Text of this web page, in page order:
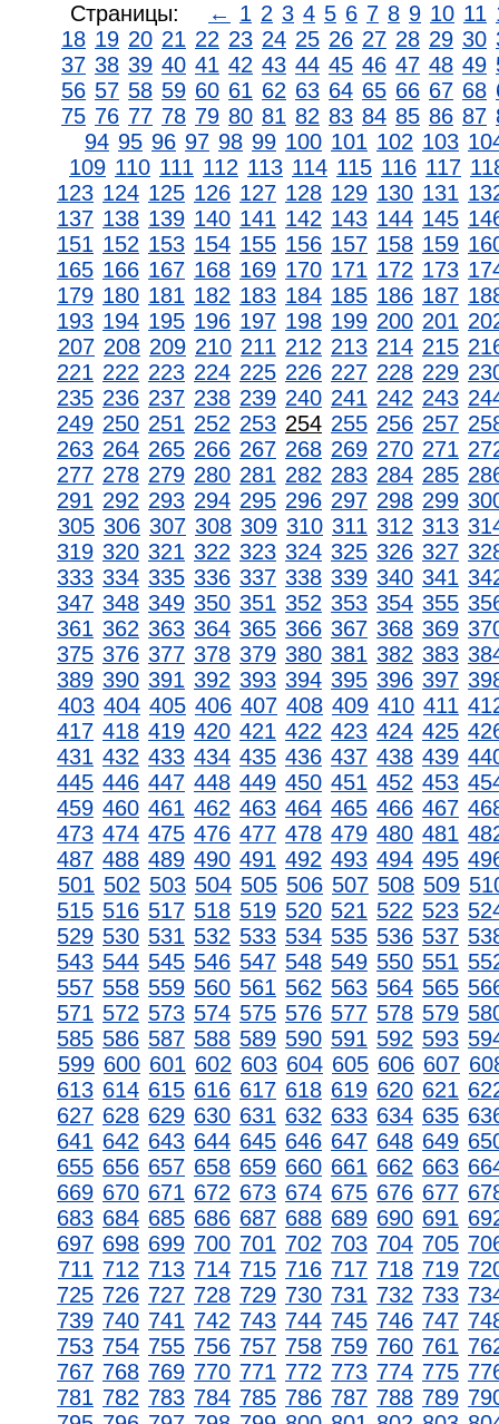
Страницы: ← 1 2 3 4 5 6 7 8 9 10 11
18 19 20 21 22 23 24 25 26 27 28 29 30
37 38 39 40 41 42 43 44 45 46 47 48 49
56 57 58 59 60 61 62 63 64 65 66 67 68
75 76 77 78 79 80 81 82 83 84 85 86 87
94 95 96 97 98 99 100 101 102 103
109 110 111 112 113 114 115 116 117
123 124 125 126 127 128 129 130 131
137 138 139 140 141 142 143 144 145
151 152 153 154 155 156 157 158 159
165 166 167 168 169 170 171 172 173
179 180 181 182 183 184 185 186 187
193 194 195 196 197 198 199 200 201
207 208 209 210 211 212 213 214 215
221 222 223 224 225 226 227 228 229
235 236 237 238 239 240 241 242 243
249 250 251 252 253 254 255 256 257
263 264 265 266 267 268 269 270 271
277 278 279 280 281 282 283 284 285
291 292 293 294 295 296 297 298 299
305 306 307 308 309 310 311 312 313
319 320 321 322 323 324 325 326 327
333 334 335 336 337 338 339 340 341
347 348 349 350 351 352 353 354 355
361 362 363 364 365 366 367 368 369
375 376 377 378 379 380 381 382 383
389 390 391 392 393 394 395 396 397
403 404 405 406 407 408 409 410 411
417 418 419 420 421 422 423 424 425
431 432 433 434 435 436 437 438 439
445 446 447 448 449 450 451 452 453
459 460 461 462 463 464 465 466 467
473 474 475 476 477 478 479 480 481
487 488 489 490 491 492 493 494 495
501 502 503 504 505 506 507 508 509
515 516 517 518 519 520 521 522 523
529 530 531 532 533 534 535 536 537
543 544 545 546 547 548 549 550 551
557 558 559 560 561 562 563 564 565
571 572 573 574 575 576 577 578 579
585 586 587 588 589 590 591 592 593
599 600 601 602 603 604 605 606 607
613 614 615 616 617 618 619 620 621
627 628 629 630 631 632 633 634 635
641 642 643 644 645 646 647 648 649
655 656 657 658 659 660 661 662 663
669 670 671 672 673 674 675 676 677
683 684 685 686 687 688 689 690 691
697 698 699 700 701 702 703 704 705
711 712 713 714 715 716 717 718 719
725 726 727 728 729 730 731 732 733
739 740 741 742 743 744 745 746 747
753 754 755 756 757 758 759 760 761
767 768 769 770 771 772 773 774 775
781 782 783 784 785 786 787 788 789